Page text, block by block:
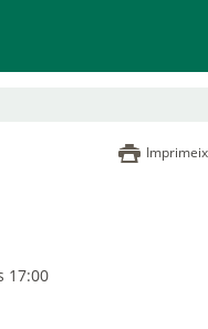
Imprimeix
17:00